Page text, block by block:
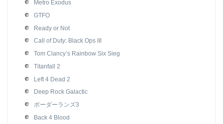
Metro Exodus
GTFO
Ready or Not
Call of Duty: Black Ops III
Tom Clancy’s Rainbow Six Sieg
Titanfall 2
Left 4 Dead 2
Deep Rock Galactic
ボーダーランズ3
Back 4 Blood